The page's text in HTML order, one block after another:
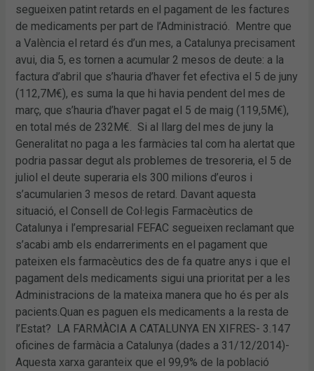
segueixen patint retards en el pagament de les factures
de medicaments per part de l’Administració. Mentre que
a València el retard és d’un mes, a Catalunya precisament
avui, dia 5, es tornen a acumular 2 mesos de deute: a la
factura d’abril que s’hauria d’haver fet efectiva el 5 de juny
(112,7M€), es suma la que hi havia pendent del mes de
març, que s’hauria d’haver pagat el 5 de maig (119,5M€),
en total més de 232M€. Si al llarg del mes de juny la
Generalitat no paga a les farmàcies tal com ha alertat que
podria passar degut als problemes de tresoreria, el 5 de
juliol el deute superaria els 300 milions d’euros i
s’acumularien 3 mesos de retard. Davant aquesta
situació, el Consell de Col·legis Farmacèutics de
Catalunya i l’empresarial FEFAC segueixen reclamant que
s’acabi amb els endarreriments en el pagament que
pateixen els farmacèutics des de fa quatre anys i que el
pagament dels medicaments sigui una prioritat per a les
Administracions de la mateixa manera que ho és per als
pacients.Quan es paguen els medicaments a la resta de
l’Estat? LA FARMÀCIA A CATALUNYA EN XIFRES- 3.147
oficines de farmàcia a Catalunya (dades a 31/12/2014)-
Aquesta xarxa garanteix que el 99,9% de la població